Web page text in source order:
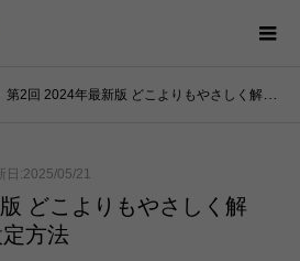
第2回 2024年最新版 どこよりもやさしく解説！GA4の導入設定方法
:2025/05/21
どこよりもやさしく解
方法